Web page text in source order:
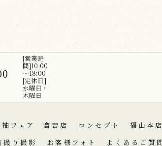
[営業時
間]10:00
～18:00
[定休日]
水曜日・
木曜日
袖フェア 倉吉店 コンセプト 福山本
撮り撮影 お客様フォト よくあるご質